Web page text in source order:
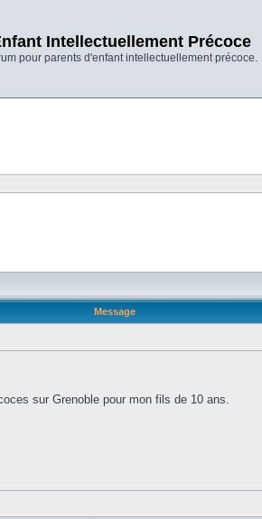
Intellectuellement Précoce
pour parents d'enfant intellectuellement précoce.
Message
sur Grenoble pour mon fils de 10 ans.